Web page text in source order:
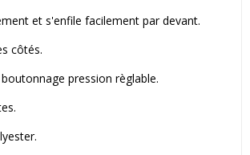
et s'enfile facilement par devant.
côtés.
pression règlable.